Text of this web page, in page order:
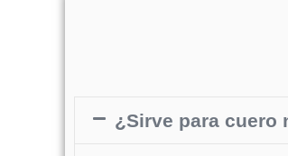
¿Sirve para cuero